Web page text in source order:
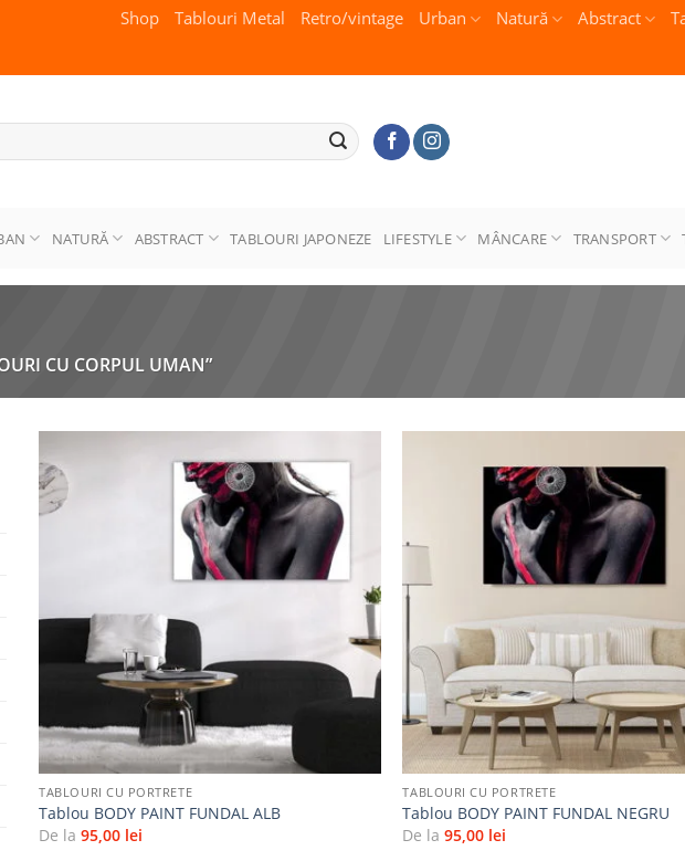
Shop Tablouri Metal Retro/vintage Urban Natură Abstract
NATURĂ ABSTRACT TABLOURI JAPONEZE LIFESTYLE MÂNCARE TRANSPORT
CU CORPUL UMAN”
Adaugă
la
favorite
+
TABLOURI CU PORTRETE
Tablou BODY PAINT FUNDAL ALB
De la95,00 lei
TABLOURI CU PORTRETE
Tablou BODY PAINT FUNDAL NEGRU
De la95,00 lei